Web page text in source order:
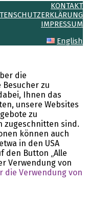
KONTAKT
IMPRESSUM
English
die
zu
Ihnen das
unsere Websites
zu
zugeschnitten sind.
können auch
in den USA
den Button „Alle
Verwendung von
die Verwendung von